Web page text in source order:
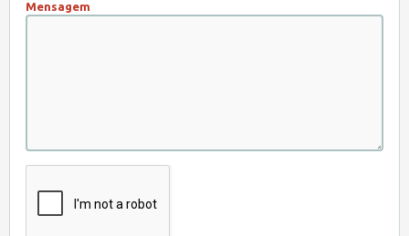
Mensagem